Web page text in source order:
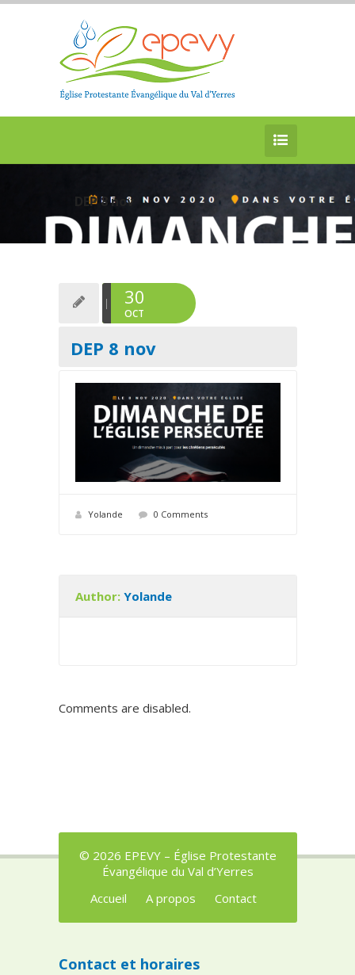
DEP 8 nov
30
OCT
DEP 8 nov
Yolande 0 Comments
Author: Yolande
Comments are disabled.
© 2026 EPEVY – Église Protestante
Évangélique du Val d’Yerres
Accueil
A propos Contact
Contact et horaires